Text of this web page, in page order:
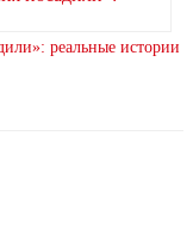
реальные истории